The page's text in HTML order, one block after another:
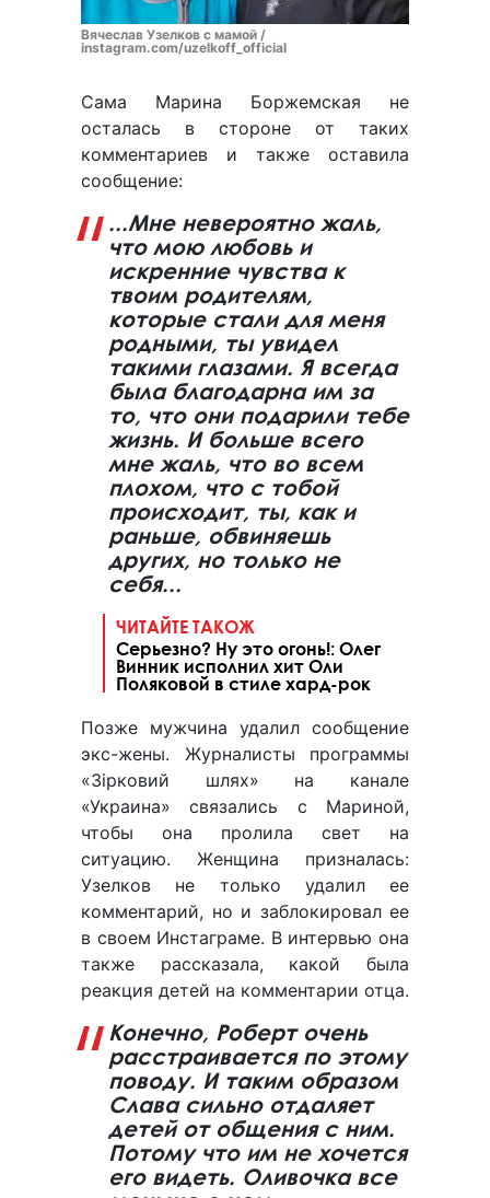
Вячеслав Узелков с мамой /
instagram.com/uzelkoff_official
Сама Марина Боржемская не
осталась в стороне от таких
комментариев и также оставила
сообщение:
...Мне невероятно жаль,
что мою любовь и
искренние чувства к
твоим родителям,
которые стали для меня
родными, ты увидел
такими глазами. Я всегда
была благодарна им за
то, что они подарили тебе
жизнь. И больше всего
мне жаль, что во всем
плохом, что с тобой
происходит, ты, как и
раньше, обвиняешь
других, но только не
себя...
ЧИТАЙТЕ ТАКОЖ
Серьезно? Ну это огонь!: Олег
Винник исполнил хит Оли
Поляковой в стиле хард-рок
Позже мужчина удалил сообщение
экс-жены. Журналисты программы
«Зірковий шлях» на канале
«Украина» связались с Мариной,
чтобы она пролила свет на
ситуацию. Женщина призналась:
Узелков не только удалил ее
комментарий, но и заблокировал ее
в своем Инстаграме. В интервью она
также рассказала, какой была
реакция детей на комментарии отца.
Конечно, Роберт очень
расстраивается по этому
поводу. И таким образом
Слава сильно отдаляет
детей от общения с ним.
Потому что им не хочется
его видеть. Оливочка все